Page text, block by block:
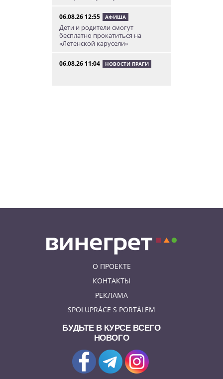
06.08.26 12:55 АФИША
Дети и родители смогут
бесплатно прокатиться на
«Летенской карусели»
06.08.26 11:04 НОВОСТИ ПРАГИ
О ПРОЕКТЕ
КОНТАКТЫ
РЕКЛАМА
SPOLUPRÁCE S PORTÁLEM
БУДЬТЕ В КУРСЕ ВСЕГО
НОВОГО